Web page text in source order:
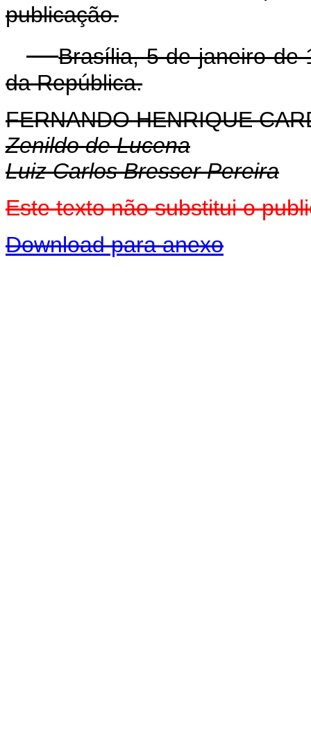
publicação.
Brasília, 5 de janeiro de
da República.
FERNANDO HENRIQUE
Zenildo de Lucena
Luiz Carlos Bresser Pereira
Este texto não substitui o
Download para anexo